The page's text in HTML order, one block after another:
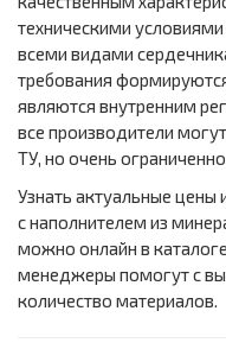
техническими
всеми видами
требования
являются внутренним
все производители
ТУ, но очень
Узнать актуальные цены
с наполнителем из
можно онлайн в
менеджеры помогут с
количество материалов.